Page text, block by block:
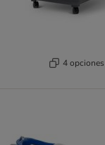
4 opciones